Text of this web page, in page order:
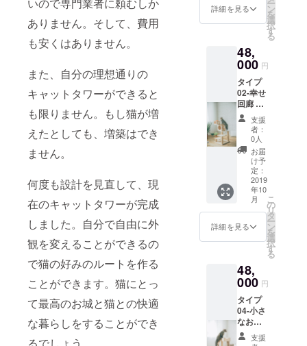
ありません。そして、費用
も安くはありません。
また、自分の理想通りの
キャットタワーができると
も限りません。もし猫が増
えたとしても、増築はでき
ません。
何度も設計を見直して、現
在のキャットタワーが完成
しました。自分で自由に外
観を変えることができるの
で猫の好みのルートを作る
ことができます。猫にとっ
て最高のお城と猫との快適
な暮らしをすることができ
の追加
による
組み合
自由。
ベース
（50cm
*50cm*
3.6cm
）1枚
柱
（30cm
*7cm）
3本 麻
紐柱
（30cm
*7.5cm
）1本
キャッ
トルー
ム
（40cm
1個 ベ
ランダ
の板
（30cm
*30cm*
1.8cm
）2片
詳細を見る ー
ン
を
選
択
す
る
48,
000 円
タイプ
02-幸せ
回廊 登
り好き
の猫に
最適、
写真の
ように
回廊を
板が4枚
あり、
自由に
デザイ
ンする
ことが
でき
ベース
（50cm
*50cm*
3.6cm
）1枚
キャッ
トルー
支援
者：
0人
お届
け予
定：
2019
年10
月
詳細を見る
こ
の
リ
タ
ー
ン
を
選
択
す
る
48,
000 円
タイプ
04-小さ
なお城
小さな
お城に
支援